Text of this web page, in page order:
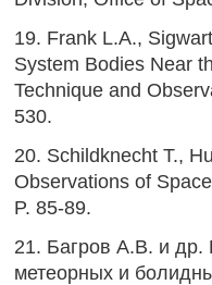
19. Frank L.A.,
System Bodies Near
Technique and
530.
20. Schildknecht Т.,
Observations of
P. 85-89.
21. Багров A.B. и
метеорных и